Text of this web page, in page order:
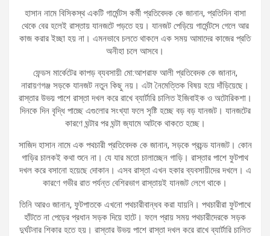
হাসান নামে বিসিকস্থ একটি গার্মেন্টস কর্মী প্রতিবেদক কে জানান, প্রতিদিন বাসা
থেকে বের হলেই রাস্তায় যানজটে পড়তে হয়। যানজট পেড়িয়ে গার্মেন্টসে গেলে আর
কাজ করার ইচ্ছা হয় না। এমনভাবে চলতে থাকলে এক সময় আমাদের কাজের প্রতি
অনীহা চলে আসবে।
ফেন্ডস মার্কেটের কাপড় ব্যবসায়ী মো:আশরাফ আলী প্রতিবেদক কে জানান,
নারায়ণগঞ্জ সড়কে যানজট নতুন কিছু নয়। এটা নৈমেত্তিক বিষয় হয়ে দাঁড়িয়েছে।
রাস্তার উভয় পাশে রাস্তা দখল করে রাখে ব্যার্টারি চালিত ইজিবাইক ও অটোরিকশা।
দিনকে দিন বৃদ্ধি পাচ্ছে এগুলোর সংখ্যা ফলে সৃষ্টি হচ্ছে বড় বড় যানজট। যানজটের
কারণে ঘন্টার পর ঘন্টা জ্যামে আটকে থাকতে হচ্ছে।
সাজিদ হাসান নামে এক পথচারী প্রতিবেদক কে জানান, সড়কে প্রচন্ড যানজট। কোন
গাড়ির চালকই কথা শুনে না। যে যার মতো চালাচ্ছেন গাড়ি। রাস্তার পাশে ফুটপাথ
দখল করে বসানো হয়েছে দোকান। এসব রাস্তা এখন হকার ব্যবসায়ীদের দখলে। এ
কারণে গভীর রাত পর্যন্ত বেশিরভাগ রাস্তায়ই যানজট লেগে থাকে।
তিনি আরও জানান, ফুটপাতকে এখনো পথচারীবান্ধব করা যায়নি। পথচারীরা ফুটপাথে
হাঁটতে না পেড়ের প্রধান সড়ক দিয়ে হাটে। ফলে প্রায় সময় পথচারীদেরকে সড়ক
দুর্ঘটনার শিকার হতে হয়। রাস্তার উভয় পাশে রাস্তা দখল করে রাখে ব্যার্টারি চালিত